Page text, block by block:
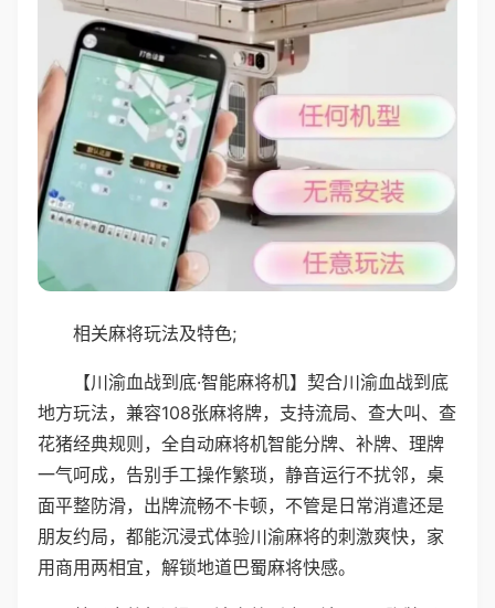
相关麻将玩法及特色;
【川渝血战到底·智能麻将机】契合川渝血战到底
地方玩法，兼容108张麻将牌，支持流局、查大叫、查
花猪经典规则，全自动麻将机智能分牌、补牌、理牌
一气呵成，告别手工操作繁琐，静音运行不扰邻，桌
面平整防滑，出牌流畅不卡顿，不管是日常消遣还是
朋友约局，都能沉浸式体验川渝麻将的刺激爽快，家
用商用两相宜，解锁地道巴蜀麻将快感。